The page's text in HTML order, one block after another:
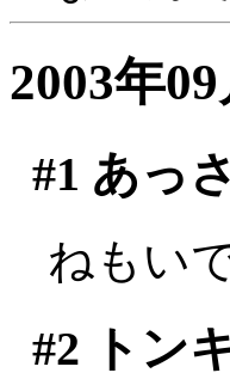
2003年
#1 あっ
ねもい
#2 トン